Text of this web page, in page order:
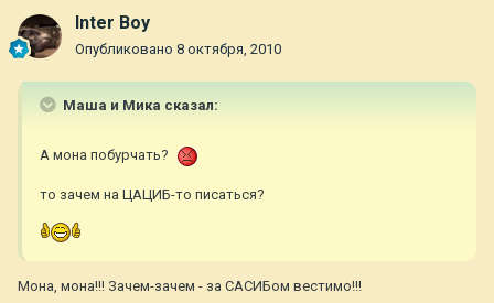
Inter Boy
Опубликовано 8 октября, 2010
Маша и Мика сказал:
А мона побурчать?
то зачем на ЦАЦИБ-то писаться?
Мона, мона!!! Зачем-зачем - за САСИБом вестимо!!!